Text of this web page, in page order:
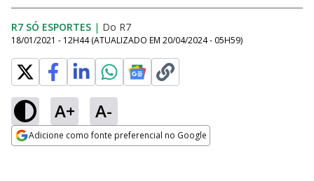
R7 SÓ ESPORTES | Do R7
18/01/2021 - 12H44 (ATUALIZADO EM 20/04/2024 - 05H59)
A+ A-
Adicione como fonte preferencial no Google